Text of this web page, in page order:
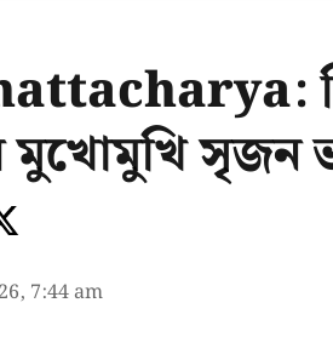
মুখোমুখি সৃজন
7:44 am